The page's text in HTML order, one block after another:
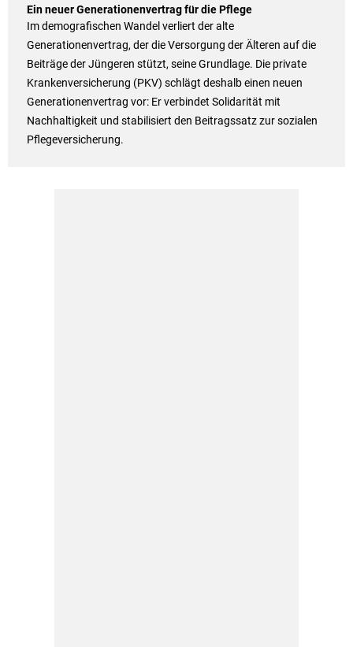
Ein neuer Generationenvertrag für die Pflege
Im demografischen Wandel verliert der alte
Generationenvertrag, der die Versorgung der Älteren auf die
Beiträge der Jüngeren stützt, seine Grundlage. Die private
Krankenversicherung (PKV) schlägt deshalb einen neuen
Generationenvertrag vor: Er verbindet Solidarität mit
Nachhaltigkeit und stabilisiert den Beitragssatz zur sozialen
Pflegeversicherung.